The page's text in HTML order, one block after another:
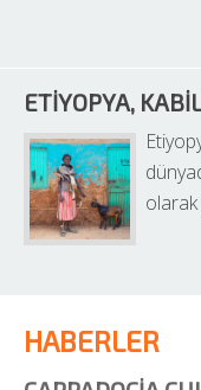
ETIYOPYA,
HABERLER